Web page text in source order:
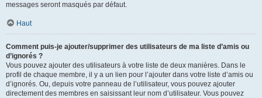
messages seront masqués par défaut.
Haut
Comment puis-je ajouter/supprimer des utilisateurs de ma liste d’amis ou
d’ignorés ?
Vous pouvez ajouter des utilisateurs à votre liste de deux manières. Dans le
profil de chaque membre, il y a un lien pour l’ajouter dans votre liste d’amis ou
d’ignorés. Ou, depuis votre panneau de l’utilisateur, vous pouvez ajouter
directement des membres en saisissant leur nom d’utilisateur. Vous pouvez